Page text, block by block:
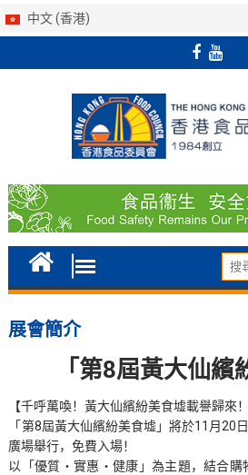
中文 (香港)
展會簡介
「第8屆黃大仙繽
【千呼萬喚！黃大仙繽紛美食墟載譽歸來
「第8屆黃大仙繽紛美食墟」將於11月20
廣場舉行，免費入場！
以「優質・實惠・健康」為主題，結合